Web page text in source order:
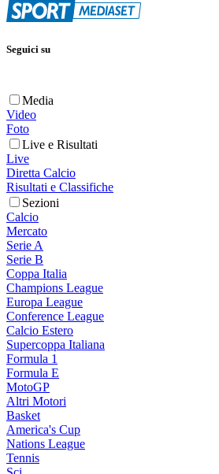
Seguici su
Media
Video
Foto
Live e Risultati
Live
Diretta Calcio
Risultati e Classifiche
Sezioni
Calcio
Mercato
Serie A
Serie B
Coppa Italia
Champions League
Europa League
Conference League
Calcio Estero
Supercoppa Italiana
Formula 1
Formula E
MotoGP
Altri Motori
Basket
America's Cup
Nations League
Tennis